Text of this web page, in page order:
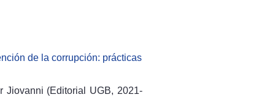
orientados hacia el bien
“el principio de la educación
realización de los demás se
Bajo esas premisas, se asigna
de la corrupción: prácticas
Jiovanni (Editorial UGB, 2021-